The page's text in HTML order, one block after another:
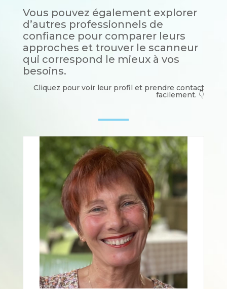
Vous pouvez également explorer
d’autres professionnels de
confiance pour comparer leurs
approches et trouver le scanneur
qui correspond le mieux à vos
besoins.
Cliquez pour voir leur profil et prendre contact
facilement. 👇​